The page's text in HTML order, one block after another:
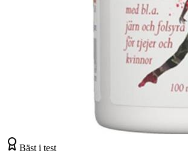
Bäst i test